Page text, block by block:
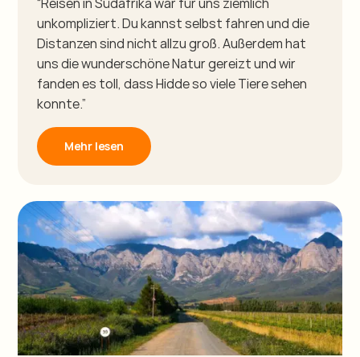
unkompliziert. Du kannst selbst fahren und die
Distanzen sind nicht allzu groß. Außerdem hat
uns die wunderschöne Natur gereizt und wir
fanden es toll, dass Hidde so viele Tiere sehen
konnte.”
Mehr lesen